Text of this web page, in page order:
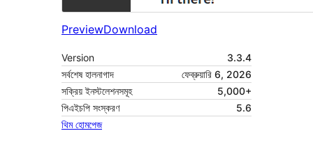
PreviewDownload
Version
3.3.4
সর্বশেষ হালনাগাদ
ফেব্রুয়ারি 6, 2026
সক্রিয় ইনস্টলেশনসমূহ
5,000+
পিএইচপি সংস্করণ
5.6
থিম হোমপেজ